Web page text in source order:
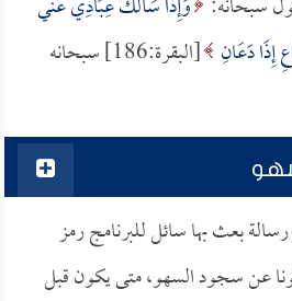
إِذَا دَعَانِ
[البقرة:186] سبحانه
بعث بها سائل للبرنامج رمز
عن سجود السهو، متى يكون قبل